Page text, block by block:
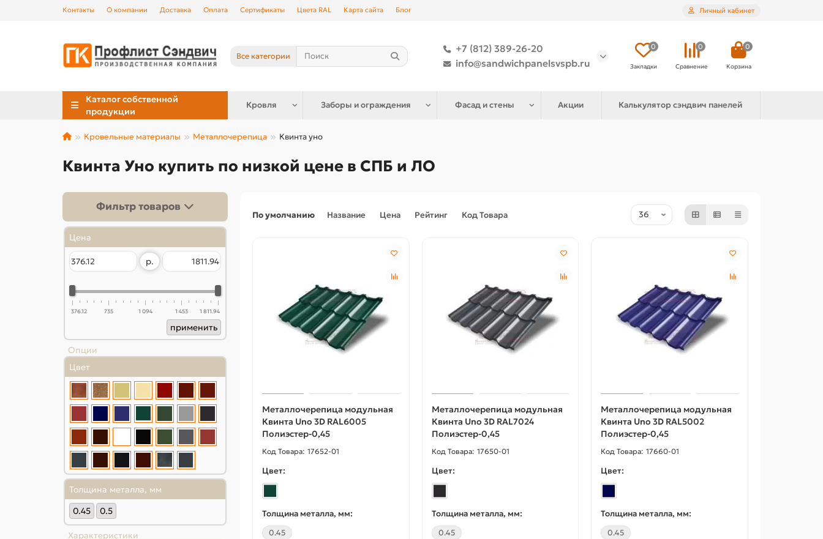
Контакты О компании Доставка Оплата Сертификаты Цвета RAL Карта сайта Блог Личный кабинет
Все категории
+7 (812) 389-26-20
info@sandwichpanelsvspb.ru
0
Закладки
0
Сравнение
0
Корзина
Каталог собственной
продукции
Кровля Заборы и ограждения Фасад и стены Акции Калькулятор сэндвич панелей
Кровельные материалы Металлочерепица Квинта уно
Квинта Уно купить по низкой цене в СПБ и ЛО
Фильтр товаров
Цена
р.
376.12 735 1 094 1 453 1 811.94
применить
Опции
Цвет
Толщина металла, мм
0.45
0.5
Характеристики
По умолчанию Название Цена Рейтинг Код Товара
Металлочерепица модульная
Квинта Uno 3D RAL6005
Полиэстер-0,45
17652-01
Цвет:
Толщина металла, мм:
0.45
Металлочерепица модульная
Квинта Uno 3D RAL7024
Полиэстер-0,45
17650-01
Цвет:
Толщина металла, мм:
0.45
Металлочерепица модульная
Квинта Uno 3D RAL5002
Полиэстер-0,45
17660-01
Цвет:
Толщина металла, мм:
0.45